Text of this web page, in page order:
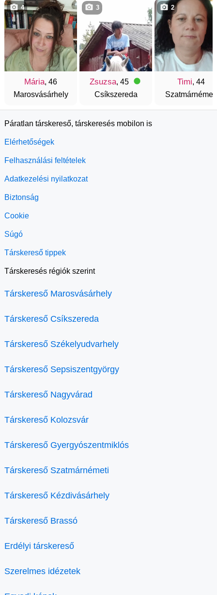
Mária, 46
Marosvásárhely
4
Zsuzsa, 45
Csíkszereda
3
Timi, 44
Szatmárnémeti
2
Páratlan társkereső, társkeresés mobilon is
Elérhetőségek
Felhasználási feltételek
Adatkezelési nyilatkozat
Biztonság
Cookie
Súgó
Társkereső tippek
Társkeresés régiók szerint
Társkereső Marosvásárhely
Társkereső Csíkszereda
Társkereső Székelyudvarhely
Társkereső Sepsiszentgyörgy
Társkereső Nagyvárad
Társkereső Kolozsvár
Társkereső Gyergyószentmiklós
Társkereső Szatmárnémeti
Társkereső Kézdivásárhely
Társkereső Brassó
Erdélyi társkereső
Szerelmes idézetek